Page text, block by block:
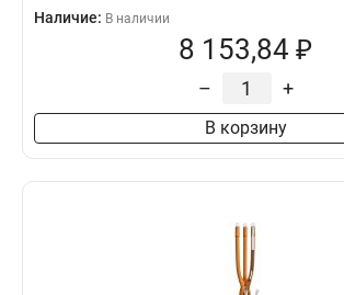
Наличие: В наличии
8 153,84 ₽
– +
В корзину